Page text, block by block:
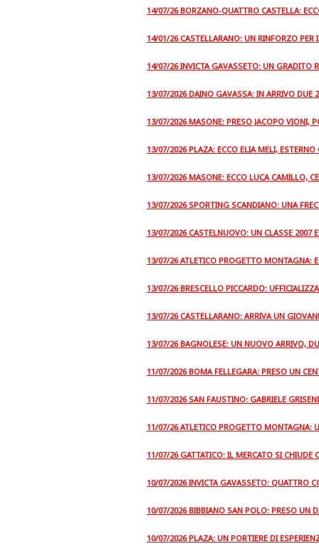
14/07/26 BORZANO-QUATTRO CASTELLA:
14/01/26 CASTELLARANO: UN RINFORZO PER
14/07/26 INVICTA GAVASSETO: UN GRADITO
13/07/2026 DAINO GAVASSA: IN ARRIVO DUE
13/07/2026 MASONE: PRESO JACOPO VIONI,
13/07/2026 PLAZA: ECCO ELIA MELI, ESTERNO
13/07/2026 MASONE: ECCO LUCA CAMILLO,
13/07/2026 SPORTING SCANDIANO: UNA
13/07/2026 CASTELNUOVO: UN CLASSE 2007
13/07/26 ATLETICO PROGETTO MONTAGNA:
13/07/26 BRESCELLO PICCARDO:
13/07/26 CASTELLARANO: ARRIVA UN
13/07/26 BAGNOLESE: UN NUOVO ARRIVO,
11/07/2026 BOMA FELLEGARA: PRESO UN
11/07/2026 SAN FAUSTINO: GABRIELE
11/07/26 ATLETICO PROGETTO MONTAGNA:
11/07/26 GATTATICO: IL MERCATO SI CHIUDE
10/07/2026 INVICTA GAVASSETO: QUATTRO
10/07/2026 BIBBIANO SAN POLO: PRESO UN
10/07/2026 PLAZA: UN PORTIERE DI